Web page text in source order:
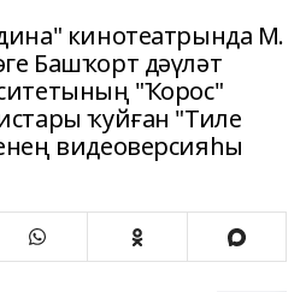
кинотеатрында М.
Башҡорт дәүләт
"Ҡорос"
ҡуйған "Тиле
видеоверсияһы